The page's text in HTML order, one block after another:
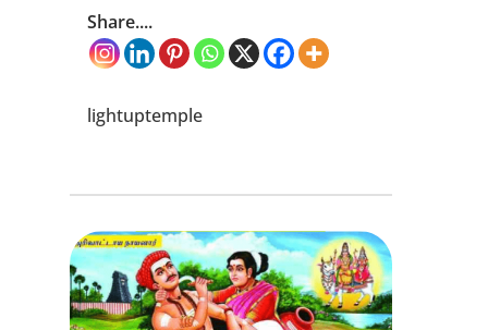
Share....
lightuptemple